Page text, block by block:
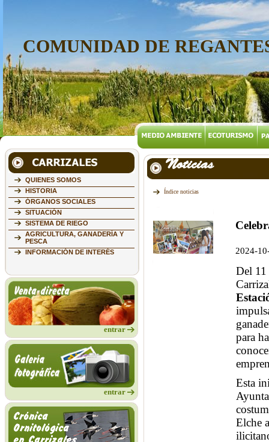
COMUNIDAD DE
QUIENES SOMOS
HISTORIA
ÓRGANOS SOCIALES
SITUACIÓN
SISTEMA DE RIEGO
AGRICULTURA, GANADERÍA Y
PESCA
INFORMACIÓN DE INTERÉS
entrar
entrar
Noticias
Índice noticias
2024-
Del 11
para
Esta
Elche